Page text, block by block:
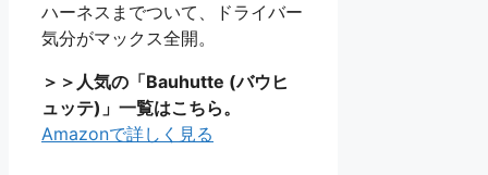
ハーネスまでついて、ドライバー
気分がマックス全開。
＞＞人気の「Bauhutte (バウヒ
ュッテ)」一覧はこちら。
Amazonで詳しく見る